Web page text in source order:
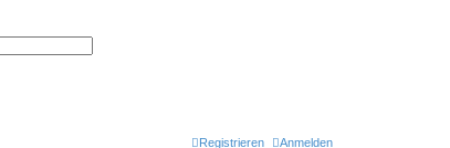
Anmelden
Registrieren